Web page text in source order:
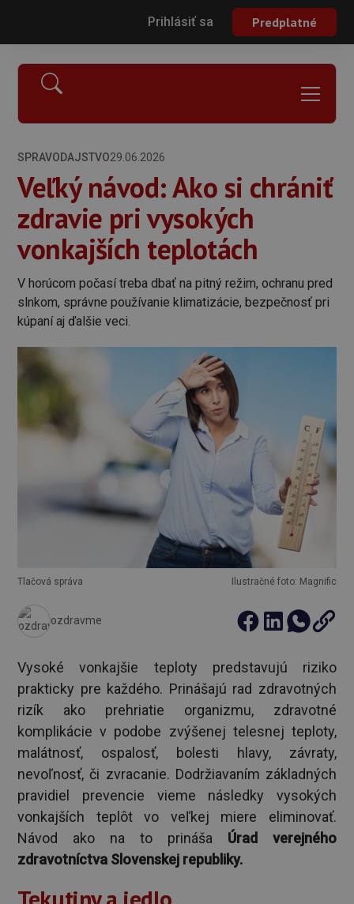
Prihlásiť sa Predplatné
SPRAVODAJSTVO29.06.2026
Veľký návod: Ako si chrániť
zdravie pri vysokých
vonkajších teplotách
V horúcom počasí treba dbať na pitný režim, ochranu pred
slnkom, správne používanie klimatizácie, bezpečnosť pri
kúpaní aj ďalšie veci.
Tlačová správa Ilustračné foto: Magnific
ozdravme
Vysoké vonkajšie teploty predstavujú riziko
prakticky pre každého. Prinášajú rad zdravotných
rizík ako prehriatie organizmu, zdravotné
komplikácie v podobe zvýšenej telesnej teploty,
malátnosť, ospalosť, bolesti hlavy, závraty,
nevoľnosť, či zvracanie. Dodržiavaním základných
pravidiel prevencie vieme následky vysokých
vonkajších teplôt vo veľkej miere eliminovať.
Návod ako na to prináša Úrad verejného
zdravotníctva Slovenskej republiky.